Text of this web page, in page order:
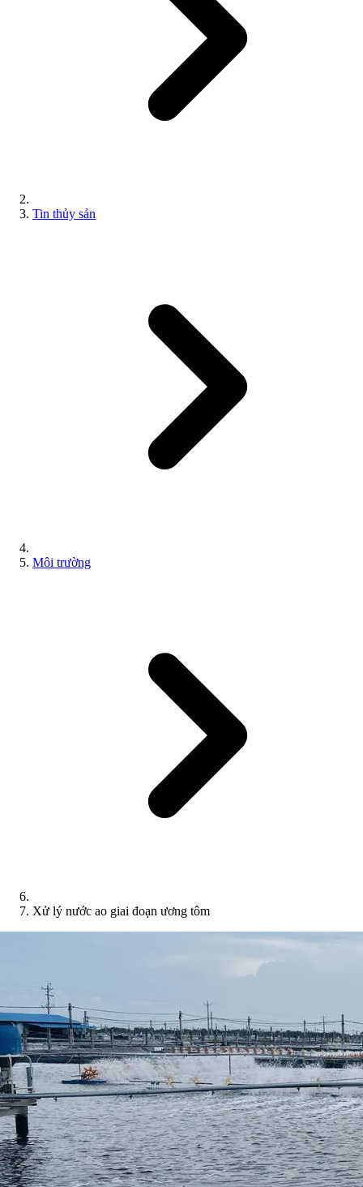
Tin thủy sản
Môi trường
Xử lý nước ao giai đoạn ương tôm